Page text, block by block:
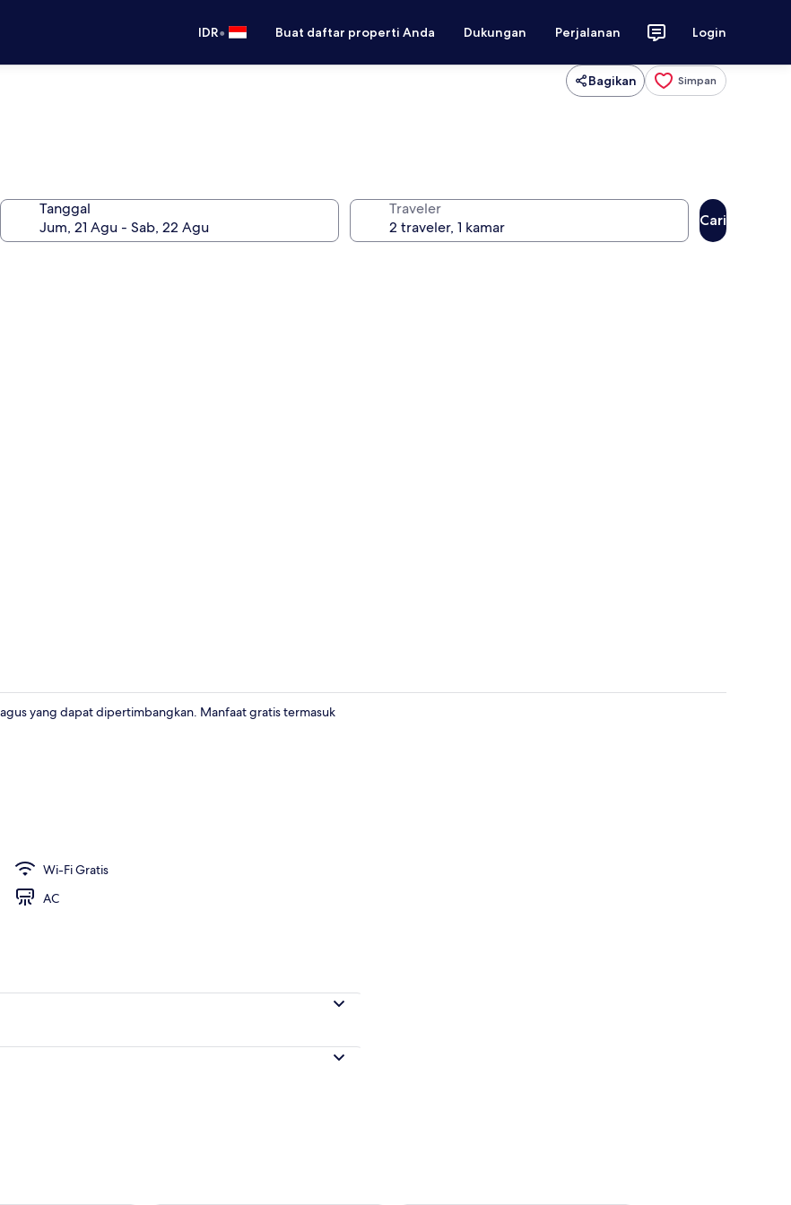
IDR• Buat daftar properti Anda Dukungan Perjalanan Login
Bagikan Simpan
Tanggal Traveler
Cari
yang dapat dipertimbangkan. Manfaat gratis termasuk
Wi-Fi Gratis
AC